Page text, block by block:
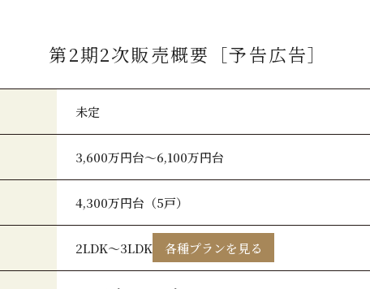
第2期2次販売概要［予告広告］
未定
3,600万円台～6,100万円台
4,300万円台（5戸）
2LDK～3LDK 各種プランを見る